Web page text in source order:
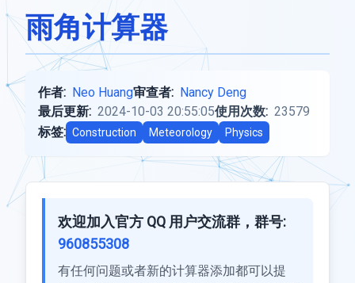
雨角计算器
作者: Neo Huang审查者: Nancy Deng
最后更新: 2024-10-03 20:55:05使用次数: 23579
标签: Construction Meteorology Physics
欢迎加入官方 QQ 用户交流群，群号:
960855308
有任何问题或者新的计算器添加都可以提